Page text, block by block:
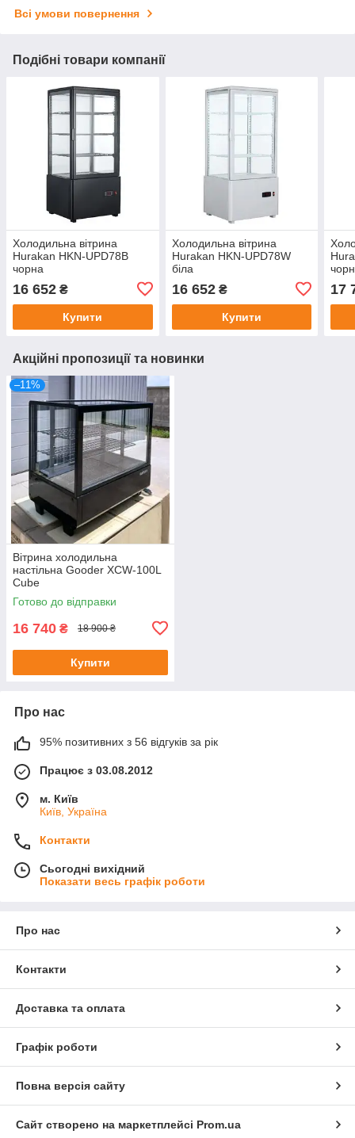
Всі умови повернення
Подібні товари компанії
Холодильна вітрина
Hurakan HKN-UPD78B
чорна
16 652 ₴
Купити
Холодильна вітрина
Hurakan HKN-UPD78W
біла
16 652₴
Купити
17
Акційні пропозиції та новинки
–11%
Вітрина холодильна
настільна Gooder XCW-100L
Cube
Готово до відправки
16 740 ₴ 18 900 ₴
Купити
Про нас
95% позитивних з 56 відгуків за рік
Працює з 03.08.2012
м. Київ
Київ, Україна
Контакти
Сьогодні вихідний
Показати весь графік роботи
Про нас
Контакти
Доставка та оплата
Графік роботи
Повна версія сайту
Сайт створено на маркетплейсі Prom.ua